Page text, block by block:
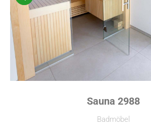
Sauna 2988
Badmöbel